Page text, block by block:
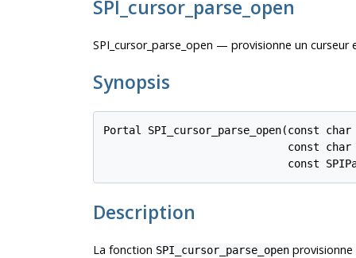
SPI_cursor_parse_open
SPI_cursor_parse_open — provisionne un
Synopsis
Portal SPI_cursor_parse_open(const
const char
const
Description
La fonction SPI_cursor_parse_openprovisionne